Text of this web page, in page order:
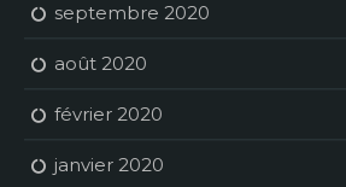
septembre 2020
août 2020
février 2020
janvier 2020